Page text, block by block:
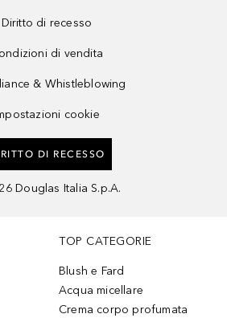
Diritto di recesso
di vendita
& Whistleblowing
cookie
DI RECESSO
Douglas Italia S.p.A.
TOP CATEGORIE
Blush e Fard
Acqua micellare
Crema corpo profumata